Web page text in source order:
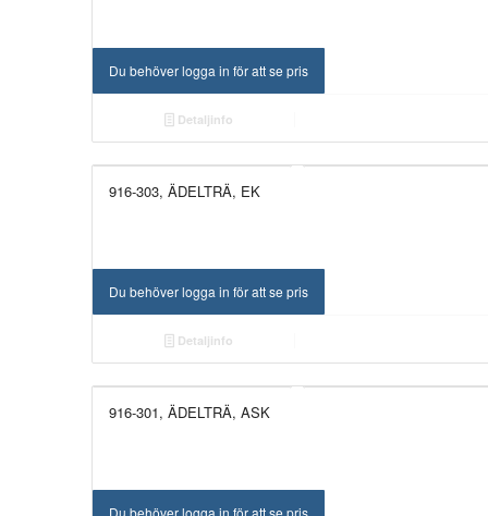
Du behöver logga in för att se pris
Detaljinfo
916-303, ÄDELTRÄ, EK
Du behöver logga in för att se pris
Detaljinfo
916-301, ÄDELTRÄ, ASK
Du behöver logga in för att se pris